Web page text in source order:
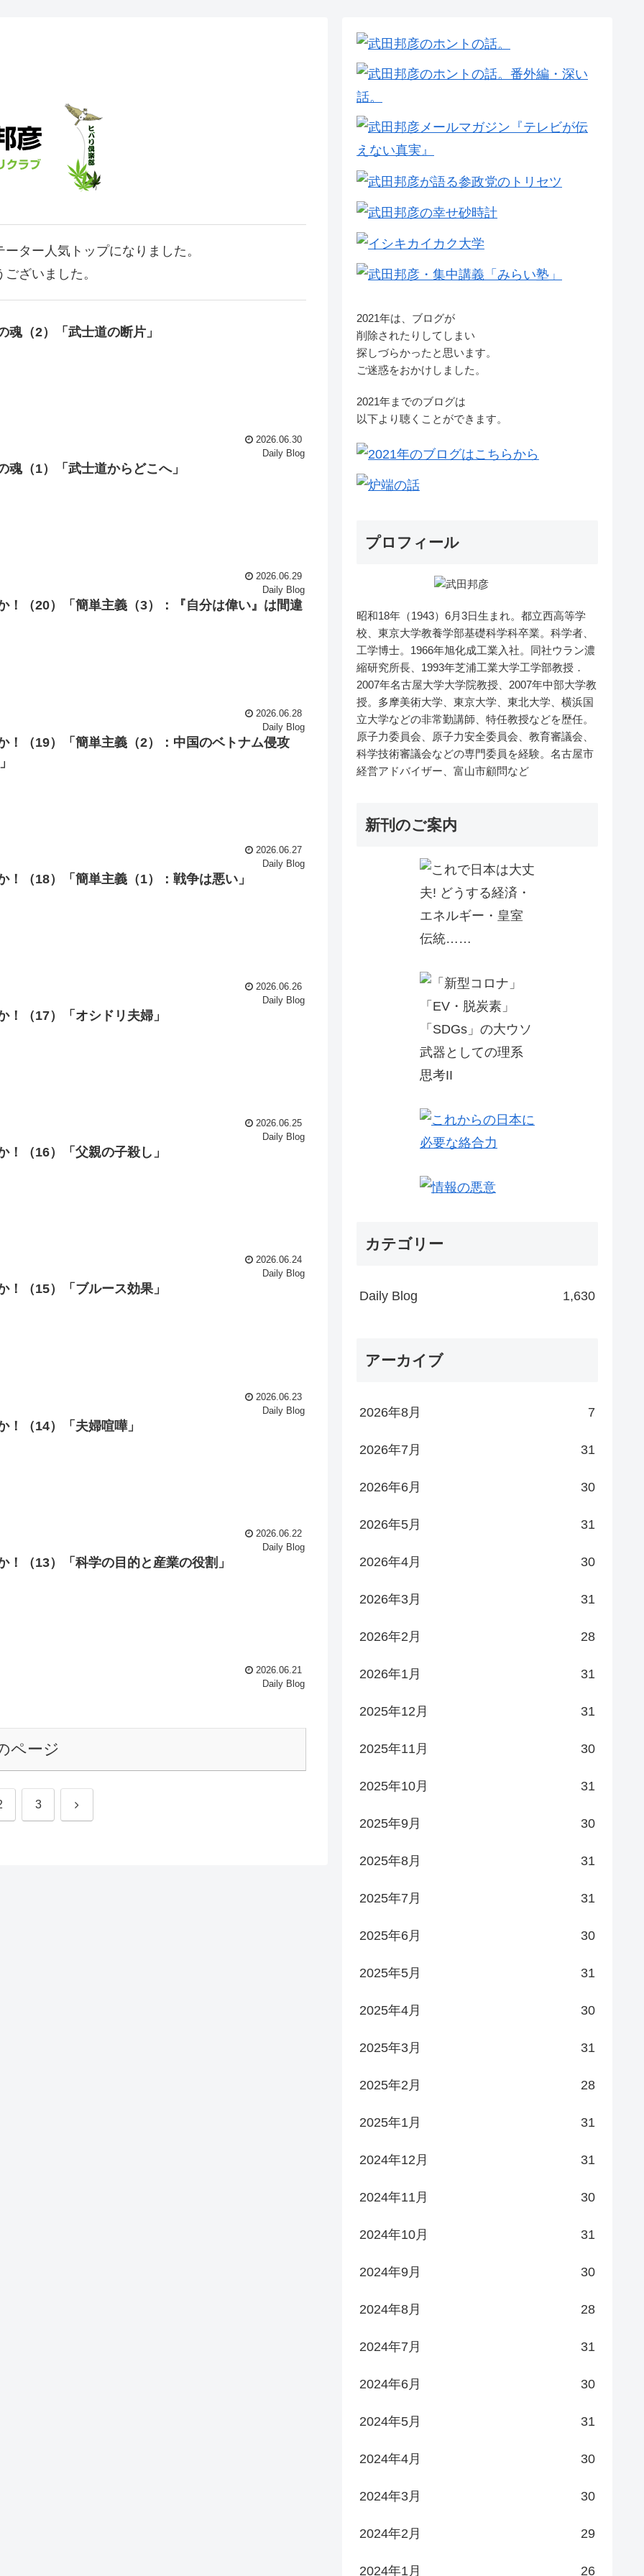
ター人気トップになりました。
ざいました。
魂（2）「武士道の断片」
2026.06.30
Daily Blog
魂（1）「武士道からどこへ」
2026.06.29
Daily Blog
！（20）「簡単主義（3）：『自分は偉い』は間違
2026.06.28
Daily Blog
！（19）「簡単主義（2）：中国のベトナム侵攻
2026.06.27
Daily Blog
！（18）「簡単主義（1）：戦争は悪い」
2026.06.26
Daily Blog
！（17）「オシドリ夫婦」
2026.06.25
Daily Blog
！（16）「父親の子殺し」
2026.06.24
Daily Blog
！（15）「ブルース効果」
2026.06.23
Daily Blog
！（14）「夫婦喧嘩」
2026.06.22
Daily Blog
！（13）「科学の目的と産業の役割」
2026.06.21
Daily Blog
ページ
3 次
2021年は、ブログが
削除されたりしてしまい
探しづらかったと思います。
ご迷惑をおかけしました。
2021年までのブログは
以下より聴くことができます。
プロフィール
昭和18年（1943）6月3日生まれ。都立西高等学
校、東京大学教養学部基礎科学科卒業。科学者、
工学博士。1966年旭化成工業入社。同社ウラン濃
縮研究所長、1993年芝浦工業大学工学部教授．
2007年名古屋大学大学院教授、2007年中部大学教
授。多摩美術大学、東京大学、東北大学、横浜国
立大学などの非常勤講師、特任教授などを歴任。
原子力委員会、原子力安全委員会、教育審議会、
科学技術審議会などの専門委員を経験。名古屋市
経営アドバイザー、富山市顧問など
新刊のご案内
カテゴリー
Daily Blog 1,630
アーカイブ
2026年8月 7
2026年7月 31
2026年6月 30
2026年5月 31
2026年4月 30
2026年3月 31
2026年2月 28
2026年1月 31
2025年12月 31
2025年11月 30
2025年10月 31
2025年9月 30
2025年8月 31
2025年7月 31
2025年6月 30
2025年5月 31
2025年4月 30
2025年3月 31
2025年2月 28
2025年1月 31
2024年12月 31
2024年11月 30
2024年10月 31
2024年9月 30
2024年8月 28
2024年7月 31
2024年6月 30
2024年5月 31
2024年4月 30
2024年3月 30
2024年2月 29
2024年1月 26